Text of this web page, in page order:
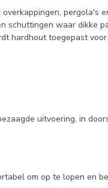
pergola's
schuttingen waar dikke
hardhout toegepast
uitvoering, in
om op te lopen en